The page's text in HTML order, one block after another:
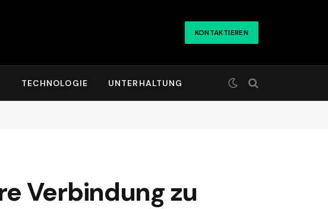
KONTAKTIEREN
TECHNOLOGIE UNTERHALTUNG
Verbindung zu